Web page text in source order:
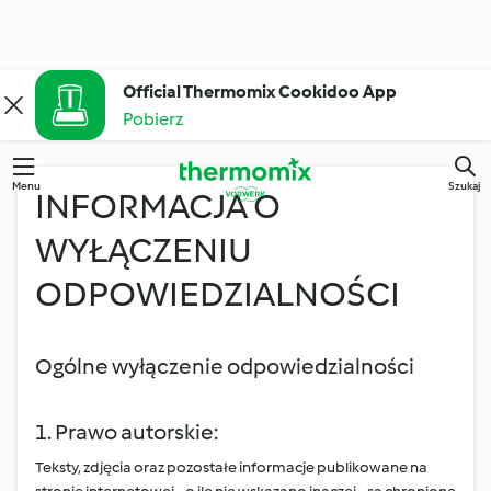
Official Thermomix Cookidoo App
Pobierz
Menu Szukaj
INFORMACJA O
WYŁĄCZENIU
ODPOWIEDZIALNOŚCI
Ogólne wyłączenie odpowiedzialności
1. Prawo autorskie:
Teksty, zdjęcia oraz pozostałe informacje publikowane na